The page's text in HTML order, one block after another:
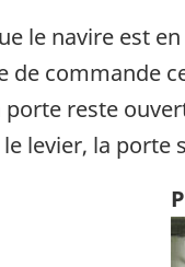
le navire est
de commande
porte reste
levier, la porte